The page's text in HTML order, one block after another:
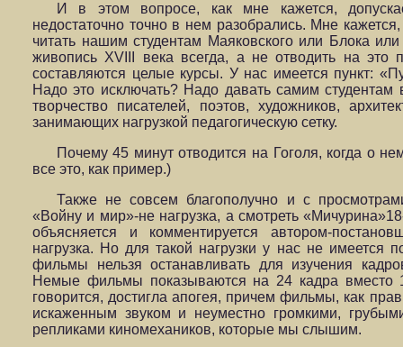
И в этом вопросе, как мне кажется,
недостаточно точно в нем разобрались. Мне
читать нашим студентам Маяковского или Блока
живопись XVIII века всегда, а не отводить на это
составляются целые курсы. У нас имеется пункт:
Надо это исключать? Надо давать самим студентам
творчество писателей, поэтов, художников,
занимающих нагрузкой педагогическую сетку.
Почему 45 минут отводится на Гоголя, когда о
все это, как пример.)
Также не совсем благополучно и с
«Войну и мир»-не нагрузка, а смотреть
объясняется и комментируется автором-
нагрузка. Но для такой нагрузки у нас не имеется
фильмы нельзя останавливать для изучения
Немые фильмы показываются на 24 кадра вместо
говорится, достигла апогея, причем фильмы, как
искаженным звуком и неуместно громкими,
репликами киномехаников, которые мы слышим.